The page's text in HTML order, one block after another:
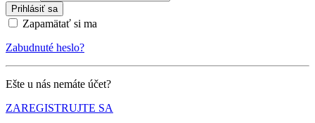
Prihlásiť sa
Zapamätať si ma
Zabudnuté heslo?
Ešte u nás nemáte účet?
ZAREGISTRUJTE SA